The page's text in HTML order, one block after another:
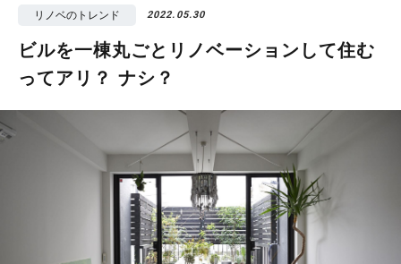
リノベのトレンド 2022.05.30
ビルを一棟丸ごとリノベーションして住む
ってアリ？ ナシ？